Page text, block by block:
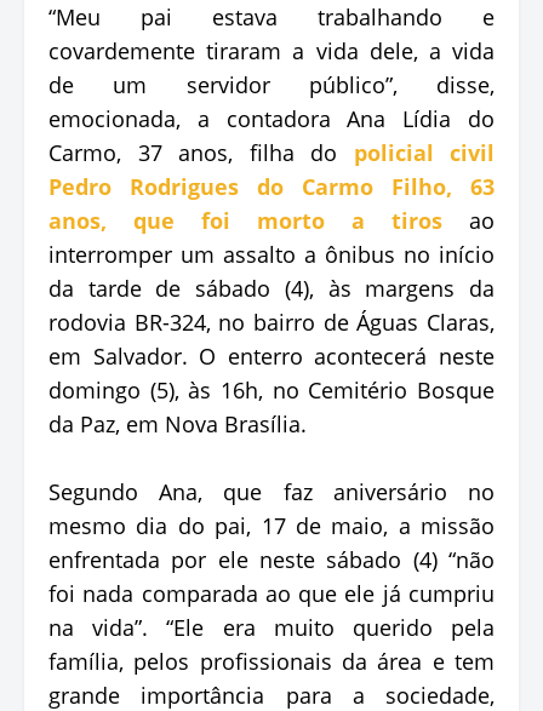
“Meu pai estava trabalhando e
covardemente tiraram a vida dele, a vida
de um servidor público”, disse,
emocionada, a contadora Ana Lídia do
Carmo, 37 anos, filha do policial civil
Pedro Rodrigues do Carmo Filho, 63
anos, que foi morto a tiros ao
interromper um assalto a ônibus no início
da tarde de sábado (4), às margens da
rodovia BR-324, no bairro de Águas Claras,
em Salvador. O enterro acontecerá neste
domingo (5), às 16h, no Cemitério Bosque
da Paz, em Nova Brasília.
Segundo Ana, que faz aniversário no
mesmo dia do pai, 17 de maio, a missão
enfrentada por ele neste sábado (4) “não
foi nada comparada ao que ele já cumpriu
na vida”. “Ele era muito querido pela
família, pelos profissionais da área e tem
grande importância para a sociedade,